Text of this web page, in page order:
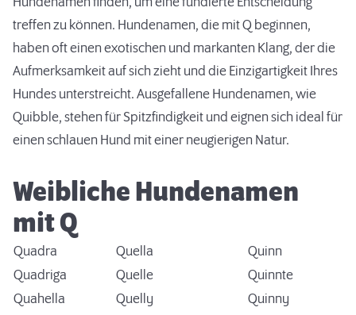
treffen zu können. Hundenamen, die mit Q beginnen,
haben oft einen exotischen und markanten Klang, der die
Aufmerksamkeit auf sich zieht und die Einzigartigkeit Ihres
Hundes unterstreicht. Ausgefallene Hundenamen, wie
Quibble, stehen für Spitzfindigkeit und eignen sich ideal für
einen schlauen Hund mit einer neugierigen Natur.
Weibliche Hundenamen
mit Q
Quadra Quella
Quinn
Quadriga
Quelle
Quinnte
Quahella
Quelly
Quinny